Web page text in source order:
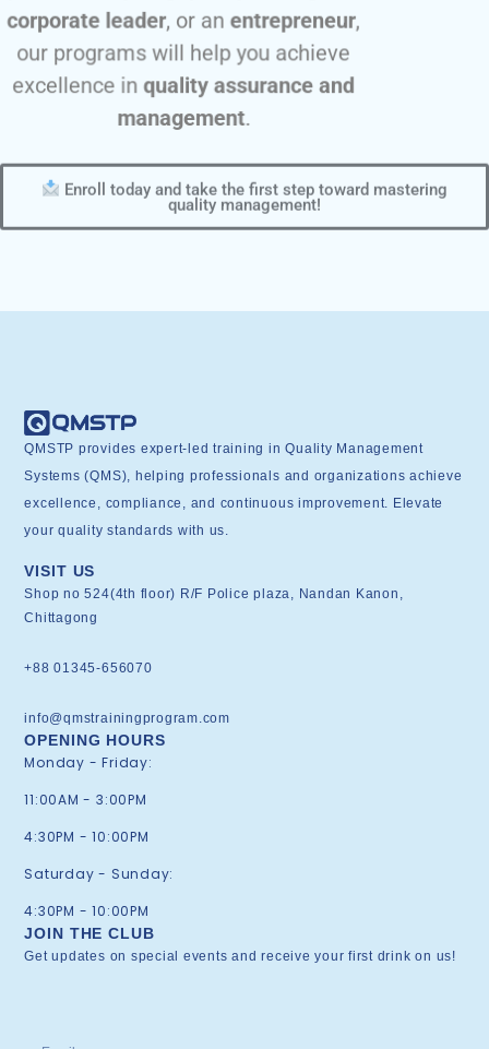
corporate leader, or an entrepreneur,
our programs will help you achieve
excellence inquality assurance and
management.
Enroll today and take the first step toward mastering
quality management!
QMSTP provides expert-led training in Quality Management
Systems (QMS), helping professionals and organizations achieve
excellence, compliance, and continuous improvement. Elevate
your quality standards with us.
VISIT US
Shop no 524(4th floor) R/F Police plaza, Nandan Kanon,
Chittagong
+88 01345-656070
info@qmstrainingprogram.com
OPENING HOURS
Monday - Friday:
11:00AM - 3:00PM
4:30PM - 10:00PM
Saturday - Sunday:
4:30PM - 10:00PM
JOIN THE CLUB
Get updates on special events and receive your first drink on us!